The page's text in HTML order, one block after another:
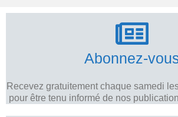
Abonnez-
Recevez gratuitement chaque samedi
pour être tenu informé de nos